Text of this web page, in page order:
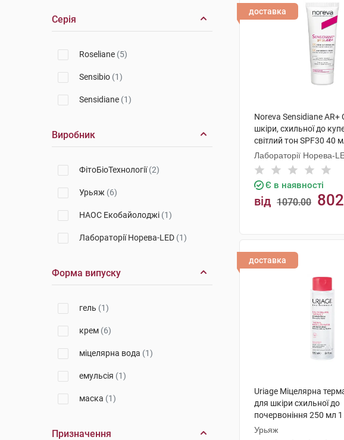
Серія
Roseliane (5)
Sensibio (1)
Sensidiane (1)
Виробник
ФітоБіоТехнології(2)
Урьяж (6)
НАОС Екобайолоджі (1)
Лабораторії Норева-LED (1)
Форма випуску
гель (1)
крем (6)
міцелярна вода (1)
емульсія (1)
маска (1)
Призначення
доставка
Noreva Sensidiane
шкіри, схильної до
світлий тон SPF30 40
Лабораторії Норева-
Є в наявності
від 1070.00
доставка
Uriage Міцелярна
для шкіри схильної до
почервоніння 250 мл
Урьяж